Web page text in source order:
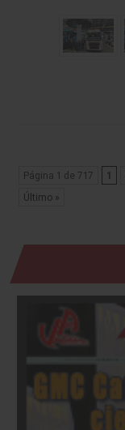
Página 1 de 717 1
Último »